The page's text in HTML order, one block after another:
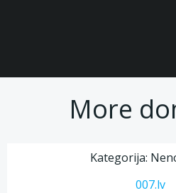
More
Kategorija:
007.lv